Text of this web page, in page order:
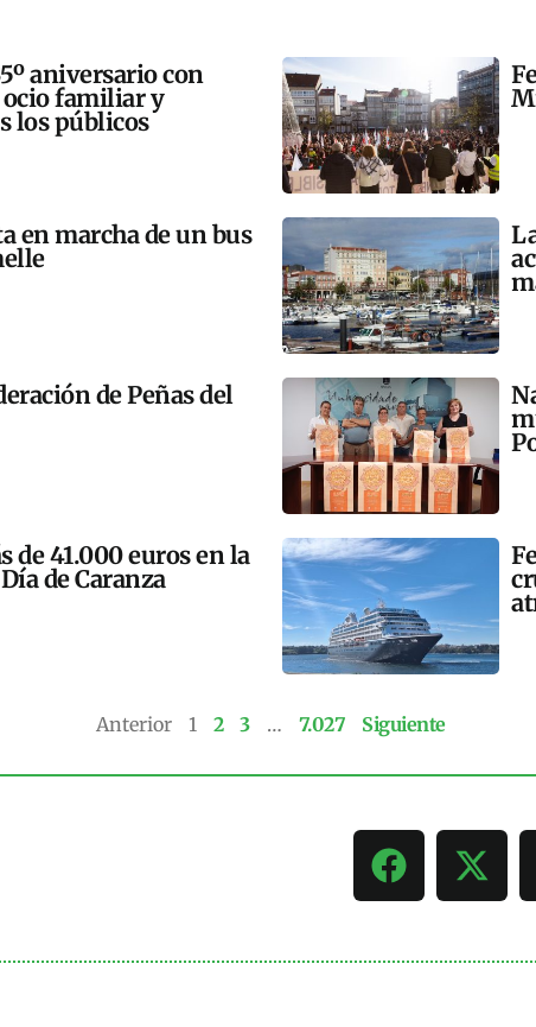
aniversario con
ocio familiar y
los públicos
en marcha de un bus
de Peñas del
41.000 euros en la
de Caranza
Anterior 1 2 3 … 7.027 Siguiente